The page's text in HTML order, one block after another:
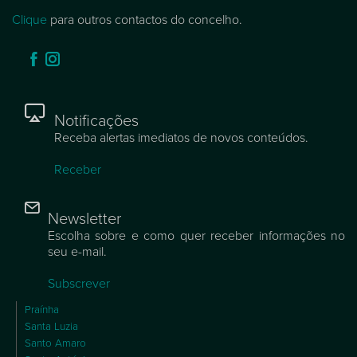
Clique para outros contactos do concelho.
Notificações
Receba alertas imediatos de novos conteúdos.
Receber
Newsletter
Escolha sobre e como quer receber informações no
seu e-mail.
Subscrever
Praínha
Santa Luzia
Santo Amaro